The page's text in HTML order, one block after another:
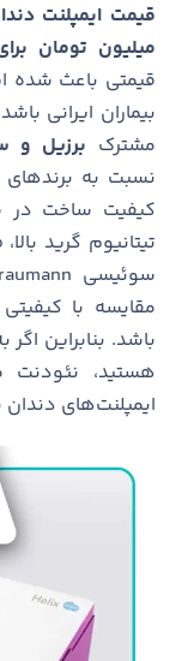
قیمت ایمپلنت
میلیون تومان
قیمتی باعث شده
مشترک برزیل و
نسبت به
کیفیت ساخت در
تیتانیوم گرید
مقایسه با
باشد. بنابراین اگر
هستید، نئودنت
ایمپلنت‌های دندان